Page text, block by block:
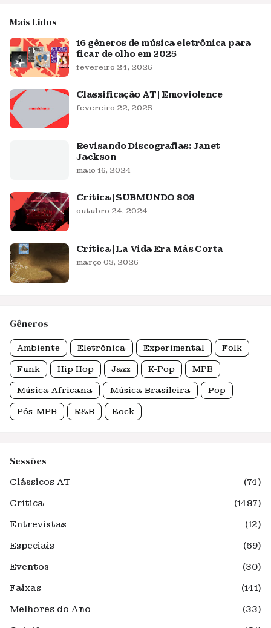
Mais Lidos
16 gêneros de música eletrônica para
ficar de olho em 2025
fevereiro 24, 2025
Classificação AT | Emoviolence
fevereiro 22, 2025
Revisando Discografias: Janet
Jackson
maio 16, 2024
Crítica | SUBMUNDO 808
outubro 24, 2024
Crítica | La Vida Era Más Corta
março 03, 2026
Gêneros
Ambiente Eletrônica Experimental Folk
Funk Hip Hop Jazz K-Pop MPB
Música Africana Música Brasileira Pop
Pós-MPB R&B Rock
Sessões
Clássicos AT
(74)
Crítica
(1487)
Entrevistas
(12)
Especiais
(69)
Eventos
(30)
Faixas
(141)
Melhores do Ano
(33)